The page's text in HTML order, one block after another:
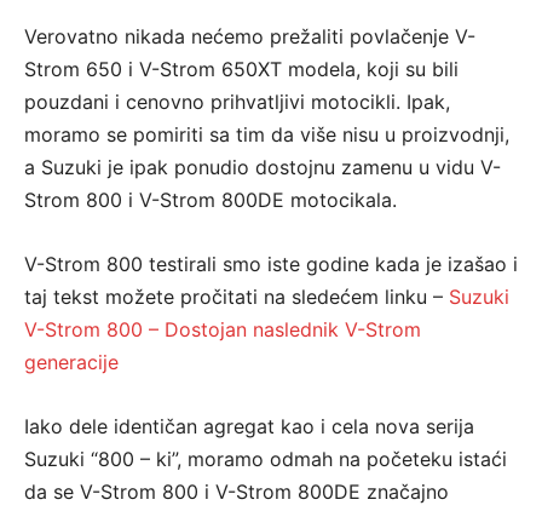
Verovatno nikada nećemo prežaliti povlačenje V-
Strom 650 i V-Strom 650XT modela, koji su bili
pouzdani i cenovno prihvatljivi motocikli. Ipak,
moramo se pomiriti sa tim da više nisu u proizvodnji,
a Suzuki je ipak ponudio dostojnu zamenu u vidu V-
Strom 800 i V-Strom 800DE motocikala.
V-Strom 800 testirali smo iste godine kada je izašao i
taj tekst možete pročitati na sledećem linku – Suzuki
V-Strom 800 – Dostojan naslednik V-Strom
generacije
Iako dele identičan agregat kao i cela nova serija
Suzuki “800 – ki”, moramo odmah na početeku istaći
da se V-Strom 800 i V-Strom 800DE značajno